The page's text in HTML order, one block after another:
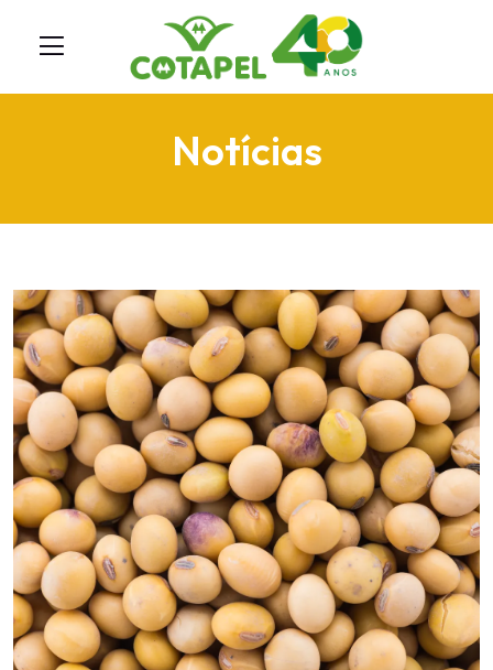
Notícias